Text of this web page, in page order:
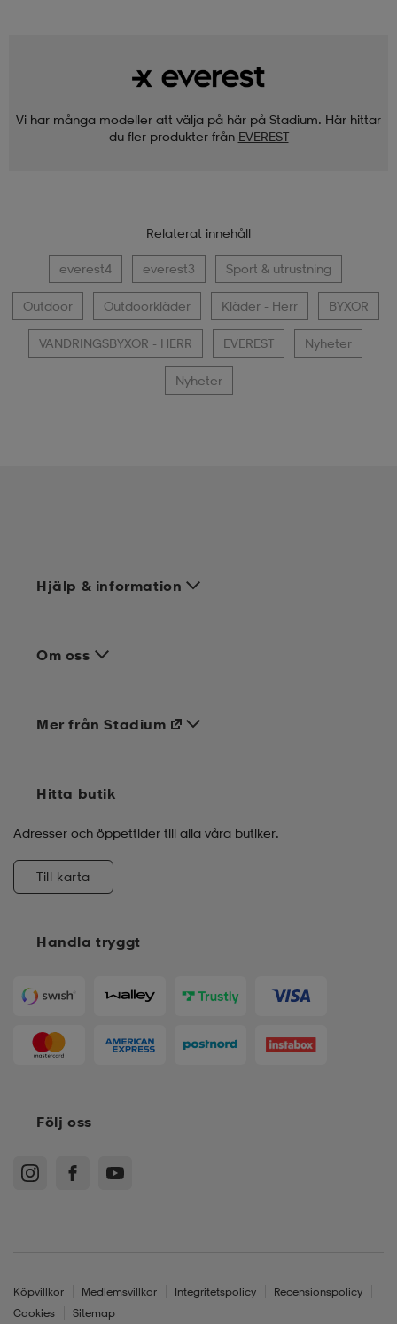
Vi har många modeller att välja på här på Stadium. Här hittar
du fler produkter från EVEREST
Relaterat innehåll
everest4 everest3 Sport & utrustning
Outdoor Outdoorkläder Kläder - Herr BYXOR
VANDRINGSBYXOR - HERR EVEREST Nyheter
Nyheter
Hjälp & information
Om oss
Handla tryggt
Mer från Stadium
Hitta butik
Adresser och öppettider till alla våra butiker.
Till karta
Följ oss
Köpvillkor Medlemsvillkor Integritetspolicy
Recensionspolicy
Cookies
Sitemap